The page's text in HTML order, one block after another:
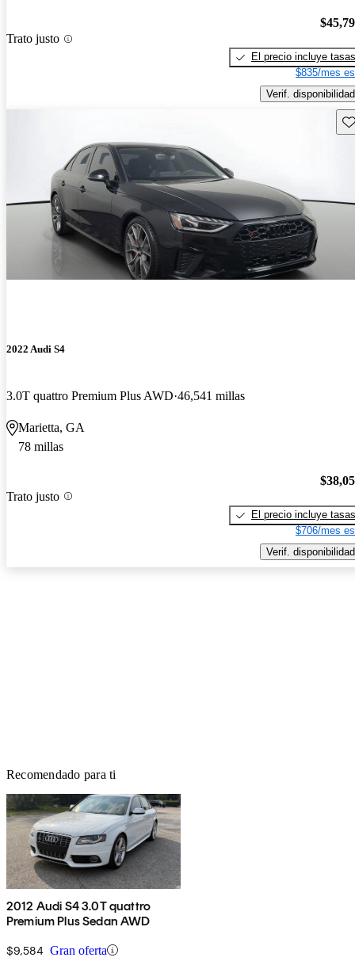
Trato justo
El precio incluye tasas
$835/mes
Verif. disponibilidad
2022 Audi S4
3.0T quattro Premium Plus AWD 46,541 millas
Marietta, GA
78 millas
Trato justo
El precio incluye tasas
$706/mes
Verif. disponibilidad
Recomendado para ti
2012 Audi S4 3.0T quattro
Premium Plus Sedan AWD
$9,584 Gran oferta